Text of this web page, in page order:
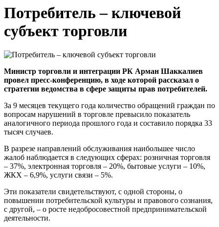
Потребитель – ключевой
субъект торговли
Министр торговли и интеграции РК Арман Шаккалиев
провел пресс-конференцию, в ходе которой рассказал о
стратегии ведомства в сфере защиты прав потребителей.
За 9 месяцев текущего года количество обращений граждан по
вопросам нарушений в торговле превысило показатель
аналогичного периода прошлого года и составило порядка 33
тысяч случаев.
В разрезе направлений обслуживания наибольшее число
жалоб наблюдается в следующих сферах: розничная торговля
– 37%, электронная торговля – 20%, бытовые услуги – 10%,
ЖКХ – 6,9%, услуги связи – 5%.
Эти показатели свидетельствуют, с одной стороны, о
повышении потребительской культуры и правового сознания,
с другой, – о росте недобросовестной предпринимательской
деятельности.